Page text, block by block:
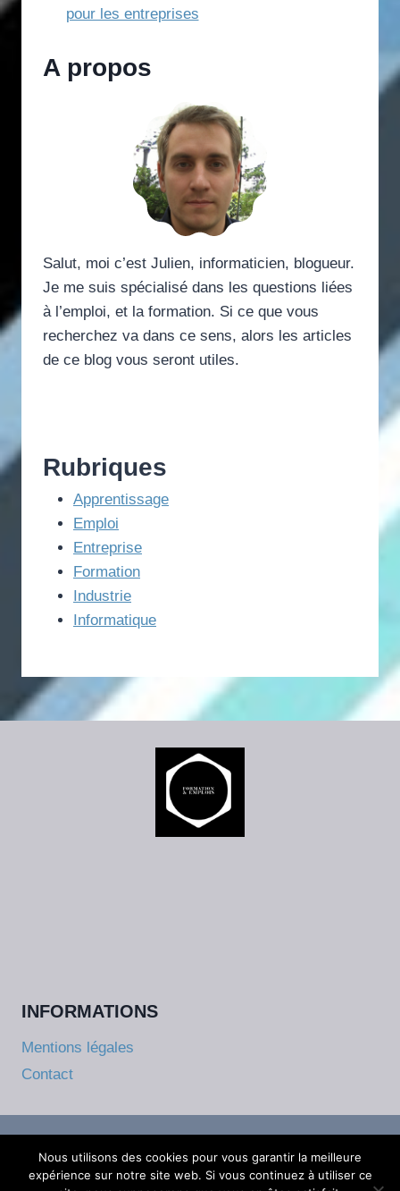
pour les entreprises
A propos
Salut, moi c’est Julien, informaticien, blogueur.
Je me suis spécialisé dans les questions liées
à l’emploi, et la formation. Si ce que vous
recherchez va dans ce sens, alors les articles
de ce blog vous seront utiles.
Rubriques
Apprentissage
Emploi
Entreprise
Formation
Industrie
Informatique
INFORMATIONS
Mentions légales
Contact
© 2026 Groupe Traces Site réalisé par
Nous utilisons des cookies pour vous garantir la meilleure
expérience sur notre site web. Si vous continuez à utiliser ce